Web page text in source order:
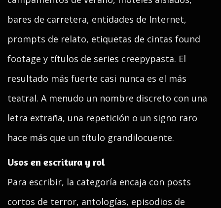
bares de carretera, entidades de Internet,
prompts de relato, etiquetas de cintas found
footage y títulos de series creepypasta. El
resultado más fuerte casi nunca es el más
teatral. A menudo un nombre discreto con una
letra extraña, una repetición o un signo raro
hace más que un título grandilocuente.
Usos en escritura y rol
Para escribir, la categoría encaja con posts
cortos de terror, antologías, episodios de